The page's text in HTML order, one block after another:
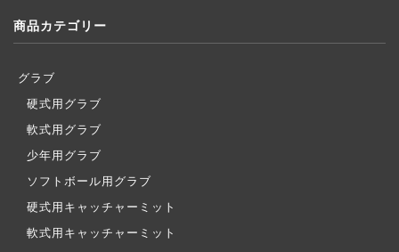
商品カテゴリー
グラブ
硬式用グラブ
軟式用グラブ
少年用グラブ
ソフトボール用グラブ
硬式用キャッチャーミット
軟式用キャッチャーミット